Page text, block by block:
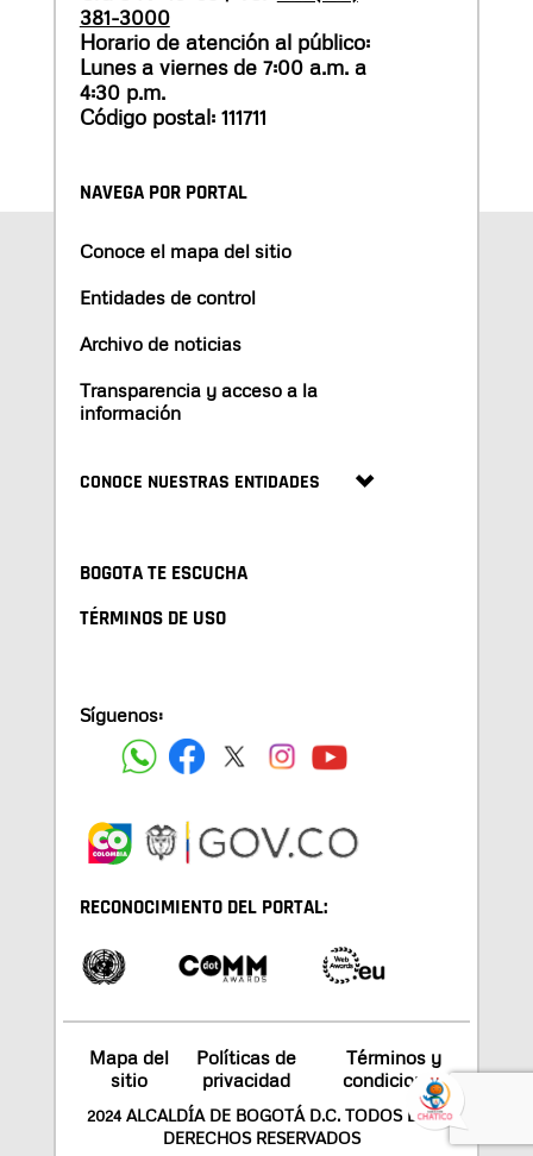
381-3000
Horario de atención al público:
Lunes a viernes de 7:00 a.m. a
4:30 p.m.
Código postal: 111711
NAVEGA POR PORTAL
Conoce el mapa del sitio
Entidades de control
Archivo de noticias
Transparencia y acceso a la
información
CONOCE NUESTRAS ENTIDADES
BOGOTA TE ESCUCHA
TÉRMINOS DE USO
Síguenos:
RECONOCIMIENTO DEL PORTAL:
Mapa del
sitio
Políticas de
privacidad
Términos y
condiciones
2024 ALCALDÍA DE BOGOTÁ D.C. TODOS LOS
DERECHOS RESERVADOS